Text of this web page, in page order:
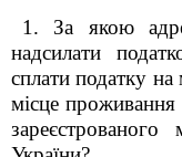
1 . За якою
надсилати
сплати податку
місце